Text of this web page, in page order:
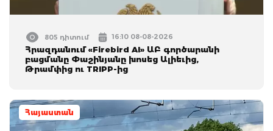
805 դիտում 16:10 08-08-2026
Հրազդանում «Firebird AI» ԱԲ գործարանի
բացմանը Փաշինյանը խոսեց Ալիեւից,
Թրամփից ու TRIPP-ից
Հայաստան